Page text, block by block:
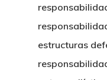
estructuras